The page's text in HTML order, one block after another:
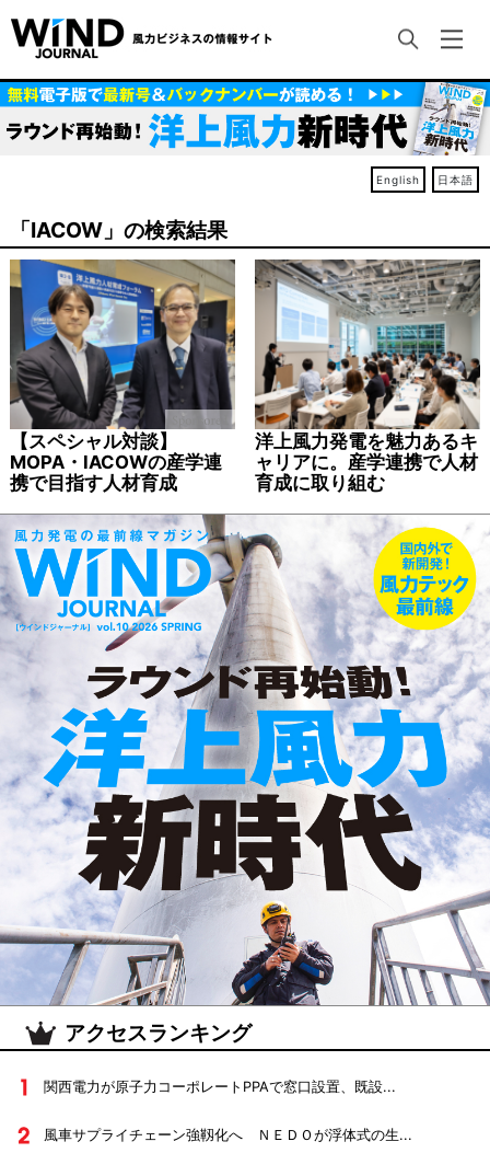
English 日本語
「IACOW」の検索結果
【スペシャル対談】
MOPA・IACOWの産学連
携で目指す人材育成
洋上風力発電を魅力あるキ
ャリアに。産学連携で人材
育成に取り組む
アクセスランキング
関西電力が原子力コーポレートPPAで窓口設置、既設...
風車サプライチェーン強靱化へ ＮＥＤＯが浮体式の生...